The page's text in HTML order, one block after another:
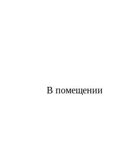
В помещении